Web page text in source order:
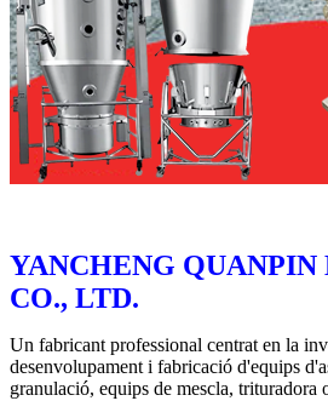
YANCHENG
CO., LTD.
Un fabricant professional centrat en la
desenvolupament i fabricació d'equips
granulació, equips de mescla, trituradora